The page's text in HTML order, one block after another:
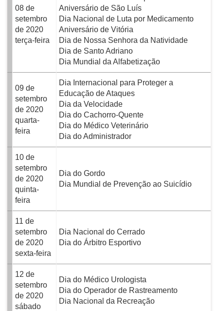
08 de
setembro
de 2020
terça-feira
Aniversário de São Luís
Dia Nacional de Luta por Medicamento
Aniversário de Vitória
Dia de Nossa Senhora da Natividade
Dia de Santo Adriano
Dia Mundial da Alfabetização
09 de
setembro
de 2020
quarta-
feira
Dia Internacional para Proteger a
Educação de Ataques
Dia da Velocidade
Dia do Cachorro-Quente
Dia do Médico Veterinário
Dia do Administrador
10 de
setembro
de 2020
quinta-
feira
Dia do Gordo
Dia Mundial de Prevenção ao Suicídio
11 de
setembro
de 2020
sexta-feira
Dia Nacional do Cerrado
Dia do Árbitro Esportivo
12 de
setembro
de 2020
sábado
Dia do Médico Urologista
Dia do Operador de Rastreamento
Dia Nacional da Recreação